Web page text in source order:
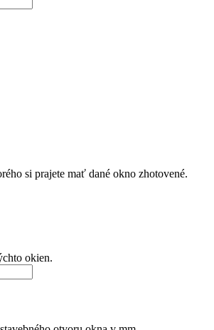
si prajete mať dané okno zhotovené.
okien.